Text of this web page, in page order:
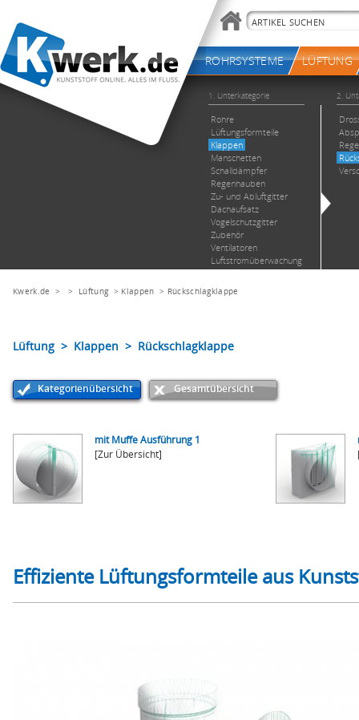
Kwerk.de > > Lüftung> Klappen > Rückschlagklappe
Lüftung > Klappen > Rückschlagklappe
Kategorienübersicht Gesamtübersicht
mit Muffe Ausführung 1
[Zur Übersicht]
Effiziente Lüftungsformteile aus